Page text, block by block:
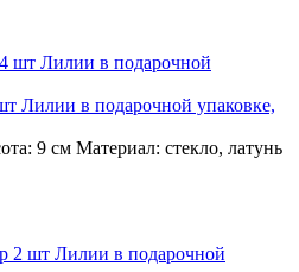
Лилии в подарочной упаковке,
9 см Материал: стекло, латунь